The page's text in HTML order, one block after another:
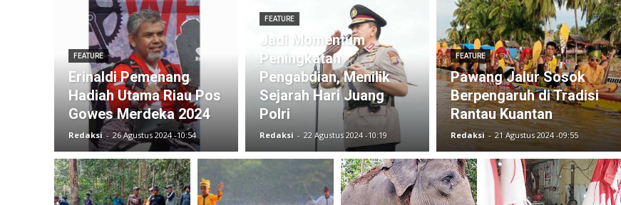
FEATURE
Erinaldi Pemenang
Hadiah Utama Riau Pos
Gowes Merdeka 2024
Redaksi - 26 Agustus 2024 -10:54
FEATURE
Jadi Momentum
Peningkatan
Pengabdian, Menilik
Sejarah Hari Juang
Polri
Redaksi - 22 Agustus 2024 -10:19
FEATURE
Pawang Jalur Sosok
Berpengaruh di Tradisi
Rantau Kuantan
Redaksi - 21 Agustus 2024 -09:55